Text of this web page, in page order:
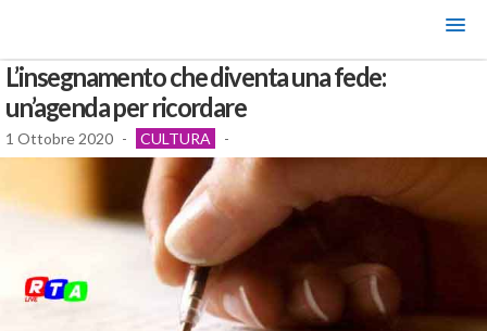
L’insegnamento che diventa una fede:
un’agenda per ricordare
1 Ottobre 2020 - CULTURA -